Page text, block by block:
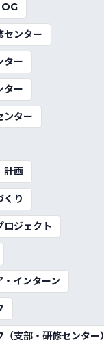
センター
ター
ター
ンター
計画
くり
ロジェクト
インターン
支部・研修センター）